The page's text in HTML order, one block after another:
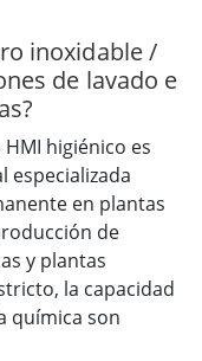
inoxidable /
de lavado e
higiénico es
especializada
en plantas
de
y plantas
la capacidad
química son